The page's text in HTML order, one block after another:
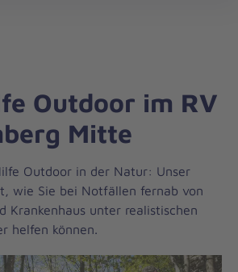
Outdoor im RV
Mitte
Outdoor in der Natur: Unser
wie Sie bei Notfällen fernab von
Krankenhaus unter realistischen
helfen können.